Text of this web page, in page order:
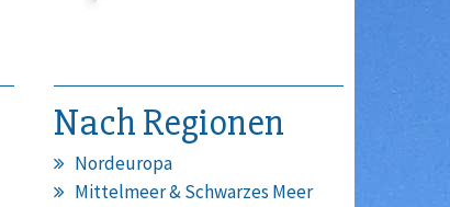
Nach Regionen
Nordeuropa
Mittelmeer & Schwarzes Meer